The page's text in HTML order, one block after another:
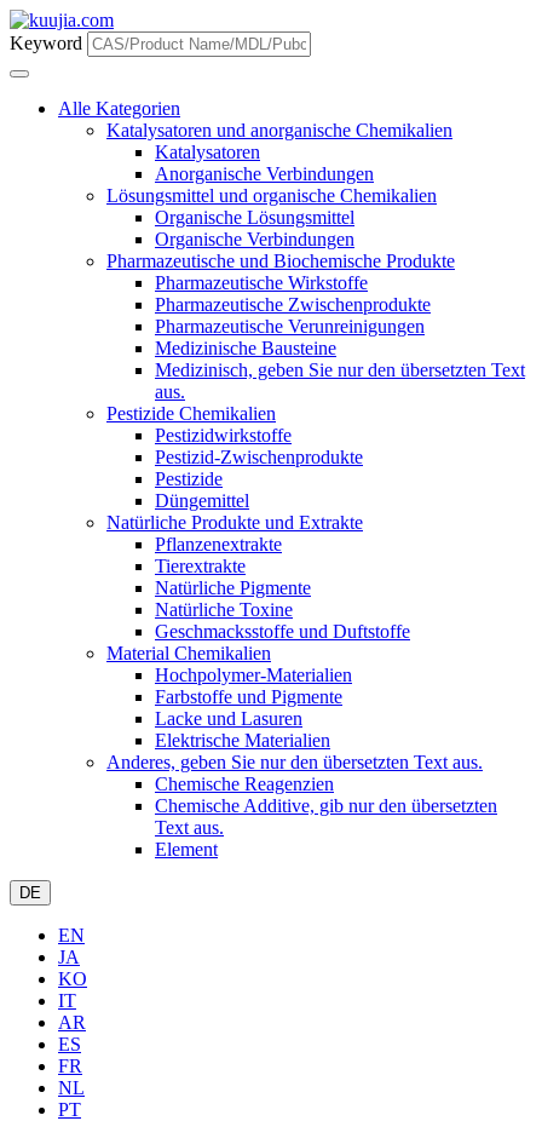
Keyword
Alle Kategorien
Katalysatoren und anorganische Chemikalien
Katalysatoren
Anorganische Verbindungen
Lösungsmittel und organische Chemikalien
Organische Lösungsmittel
Organische Verbindungen
Pharmazeutische und Biochemische Produkte
Pharmazeutische Wirkstoffe
Pharmazeutische Zwischenprodukte
Pharmazeutische Verunreinigungen
Medizinische Bausteine
Medizinisch, geben Sie nur den übersetzten Text
aus.
Pestizide Chemikalien
Pestizidwirkstoffe
Pestizid-Zwischenprodukte
Pestizide
Düngemittel
Natürliche Produkte und Extrakte
Pflanzenextrakte
Tierextrakte
Natürliche Pigmente
Natürliche Toxine
Geschmacksstoffe und Duftstoffe
Material Chemikalien
Hochpolymer-Materialien
Farbstoffe und Pigmente
Lacke und Lasuren
Elektrische Materialien
Anderes, geben Sie nur den übersetzten Text aus.
Chemische Reagenzien
Chemische Additive, gib nur den übersetzten
Text aus.
Element
DE
EN
JA
KO
IT
AR
ES
FR
NL
PT